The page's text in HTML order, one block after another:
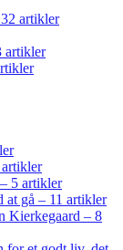
artikler
artikler
5 artikler
gå – 11 artikler
Kierkegaard – 8